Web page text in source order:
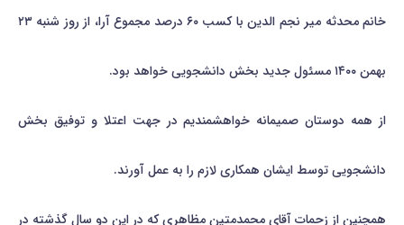
خانم محدثه میر نجم الدین با کسب ۶۰ درصد مجموع آرا، از روز شنبه ۲۳
بهمن ۱۴۰۰ مسئول جدید بخش دانشجویی خواهد بود.
از همه دوستان صمیمانه خواهشمندیم در جهت اعتلا و توفیق بخش
دانشجویی توسط ایشان همکاری لازم را به عمل آورند.
همچنین از زحمات آقای محمدمتین مظاهری که در این دو سال گذشته در